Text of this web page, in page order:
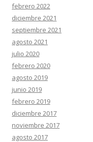
febrero 2022
diciembre 2021
septiembre 2021
agosto 2021
julio 2020
febrero 2020
agosto 2019
junio 2019
febrero 2019
diciembre 2017
noviembre 2017
agosto 2017